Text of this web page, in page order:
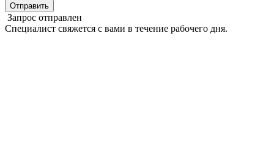
Отправить
Запрос отправлен
Специалист свяжется с вами в течение рабочего дня.